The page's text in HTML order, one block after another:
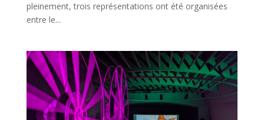
pleinement, trois représentations ont été organisées
entre le...